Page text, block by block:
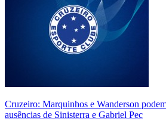
Cruzeiro: Marquinhos e Wanderson
ausências de Sinisterra e Gabriel Pec